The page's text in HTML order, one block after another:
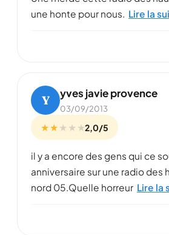
une honte pour nous. Lire la
Y yves javie provence
03/09/2013
★ ★★ ★ ★2,0/5
il y a encore des gens qui ce
anniversaire sur une radio des
nord 05.Quelle horreur Lire la